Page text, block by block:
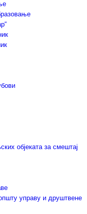
објеката за смештај
управу и друштвене